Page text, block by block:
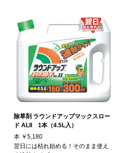
除草剤 ラウンドアップマックスロー
ド ALII 1本（4.5L入）
本 ￥5,180
翌日には枯れ始める！そのまま使え